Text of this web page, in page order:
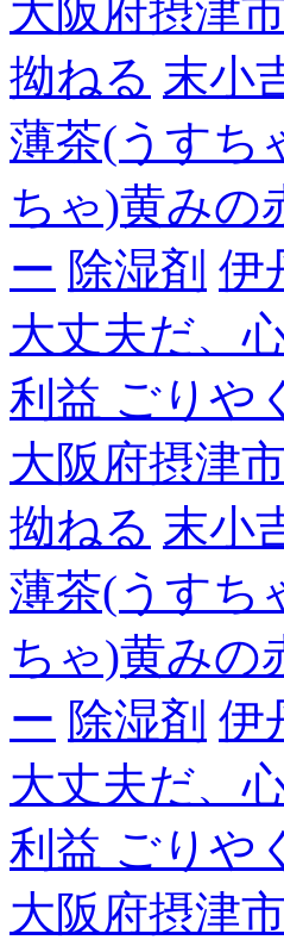
大阪府摂津
拗ねる 末小
薄茶(うすち
ちゃ)黄みの
ー 除湿剤 伊
大丈夫だ、
利益 ごりや
大阪府摂津
拗ねる 末小
薄茶(うすち
ちゃ)黄みの
ー 除湿剤 伊
大丈夫だ、
利益 ごりや
大阪府摂津